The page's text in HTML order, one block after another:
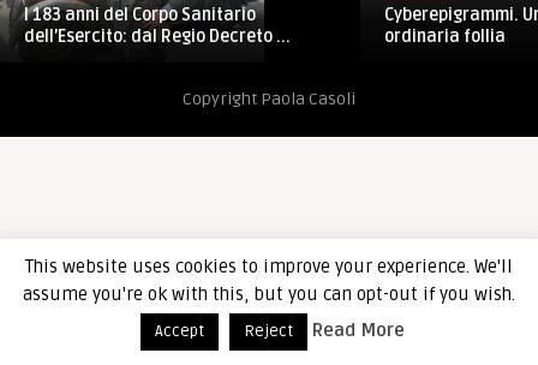
I 183 anni del Corpo Sanitario
dell’Esercito: dal Regio Decreto ...
Cyberepigrammi.
ordinaria follia
Copyright Paola Casoli
This website uses cookies to improve your experience. We'll
assume you're ok with this, but you can opt-out if you wish.
Accept Reject Read More